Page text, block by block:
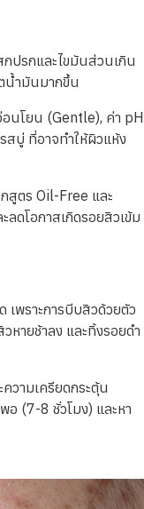
ปรกและไขมันส่วนเกิน
น้ำมันมากขึ้น
นโยน (Gentle), ค่า pH
สบู่ ที่อาจทำให้ผิวแห้ง
สูตร Oil-Free และ
ดโอกาสเกิดรอยสิวเข้ม
พราะการบีบสิวด้วยตัว
หายช้าลง และทิ้งรอยดำ
วามเครียดกระตุ้น
(7-8 ชั่วโมง) และหา